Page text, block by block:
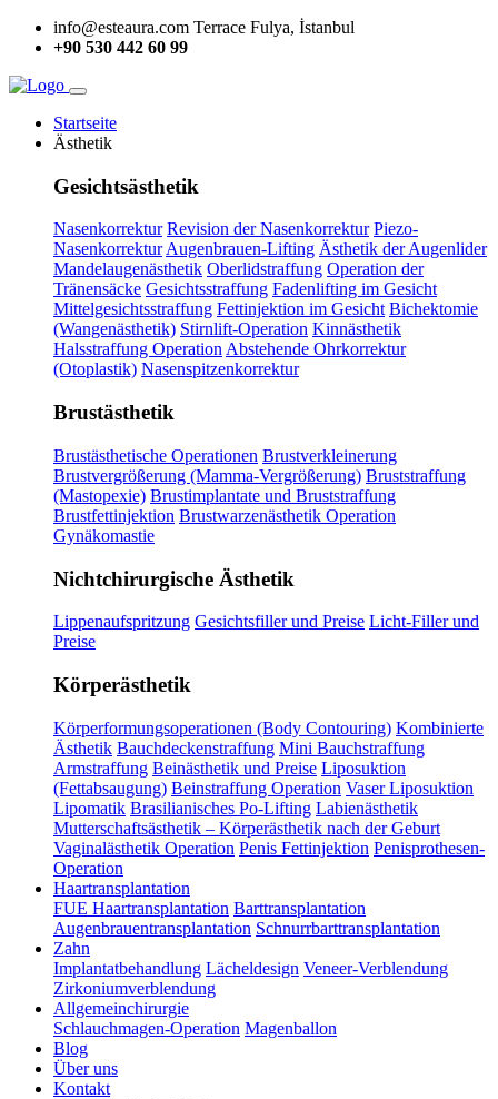
info@esteaura.com Terrace Fulya, İstanbul
+90 530 442 60 99
Startseite
Ästhetik
Gesichtsästhetik
Nasenkorrektur Revision der Nasenkorrektur Piezo-
NasenkorrekturAugenbrauen-Lifting Ästhetik der Augenlider
Mandelaugenästhetik Oberlidstraffung Operation der
Tränensäcke Gesichtsstraffung Fadenlifting im Gesicht
Mittelgesichtsstraffung Fettinjektion im Gesicht Bichektomie
(Wangenästhetik) Stirnlift-Operation Kinnästhetik
Halsstraffung OperationAbstehende Ohrkorrektur
(Otoplastik) Nasenspitzenkorrektur
Brustästhetik
Brustästhetische Operationen Brustverkleinerung
Brustvergrößerung (Mamma-Vergrößerung) Bruststraffung
(Mastopexie) Brustimplantate und Bruststraffung
Brustfettinjektion Brustwarzenästhetik Operation
Gynäkomastie
Nichtchirurgische Ästhetik
Lippenaufspritzung Gesichtsfiller und Preise Licht-Filler und
Preise
Körperästhetik
Körperformungsoperationen (Body Contouring) Kombinierte
Ästhetik Bauchdeckenstraffung Mini Bauchstraffung
Armstraffung Beinästhetik und Preise Liposuktion
(Fettabsaugung) Beinstraffung Operation Vaser Liposuktion
Lipomatik Brasilianisches Po-Lifting Labienästhetik
Mutterschaftsästhetik – Körperästhetik nach der Geburt
Vaginalästhetik Operation Penis Fettinjektion Penisprothesen-
Operation
Haartransplantation
FUE Haartransplantation Barttransplantation
Augenbrauentransplantation Schnurrbarttransplantation
Zahn
Implantatbehandlung Lächeldesign Veneer-Verblendung
Zirkoniumverblendung
Allgemeinchirurgie
Schlauchmagen-Operation Magenballon
Blog
Über uns
Kontakt